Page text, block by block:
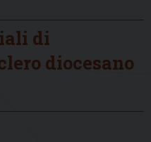
di
diocesano